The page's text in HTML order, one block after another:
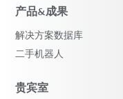
产品&成果
解决方案数据库
二手机器人
贵宾室